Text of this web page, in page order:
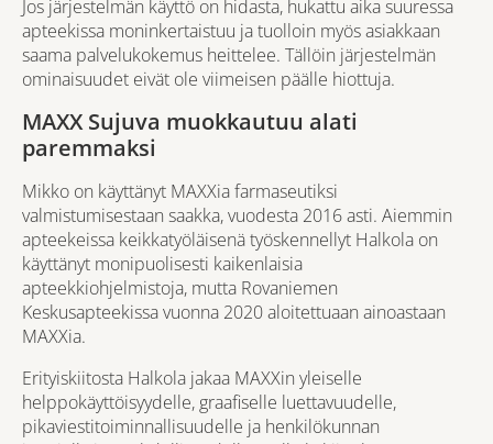
Jos järjestelmän käyttö on hidasta, hukattu aika suuressa
apteekissa moninkertaistuu ja tuolloin myös asiakkaan
saama palvelukokemus heittelee. Tällöin järjestelmän
ominaisuudet eivät ole viimeisen päälle hiottuja.
MAXX Sujuva muokkautuu alati
paremmaksi
Mikko on käyttänyt MAXXia farmaseutiksi
valmistumisestaan saakka, vuodesta 2016 asti. Aiemmin
apteekeissa keikkatyöläisenä työskennellyt Halkola on
käyttänyt monipuolisesti kaikenlaisia
apteekkiohjelmistoja, mutta Rovaniemen
Keskusapteekissa vuonna 2020 aloitettuaan ainoastaan
MAXXia.
Erityiskiitosta Halkola jakaa MAXXin yleiselle
helppokäyttöisyydelle, graafiselle luettavuudelle,
pikaviestitoiminnallisuudelle ja henkilökunnan